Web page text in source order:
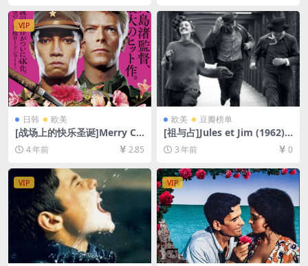
文字幕]
资源][网盘在线播放/下载][MP
4/8.2GB][中文字幕]
VIP
日韩 欧美
[战场上的快乐圣诞]Merry Ch
ristmas Mr. Lawrence (198
3)[百度网盘+迅雷云盘资源10
[中英字幕]
4 年前 2.85
欧美 豆瓣榜单
[祖与占]Jules et Jim (1962)
[百度网盘+夸克网盘1080P超
清未删减资源][网盘在线播放/
3 年前 0
VIP VIP